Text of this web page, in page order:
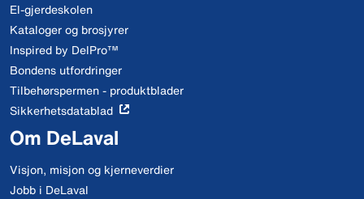
El-gjerdeskolen
Kataloger og brosjyrer
Inspired by DelPro™
Bondens utfordringer
Tilbehørspermen - produktblader
Sikkerhetsdatablad
Om DeLaval
Visjon, misjon og kjerneverdier
Jobb i DeLaval